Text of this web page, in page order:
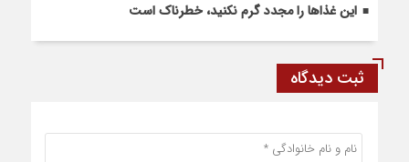
این غذاها را مجدد گرم نکنید، خطرناک است
ثبت دیدگاه